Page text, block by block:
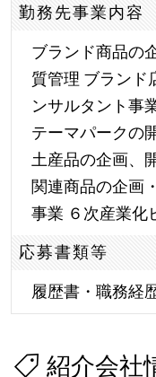
勤務先事業内容
ブランド商品の
質管理 ブランド
ンサルタント事
テーマパークの
土産品の企画、
関連商品の企画
事業 ６次産業化
応募書類等
履歴書・職務経
紹介会社